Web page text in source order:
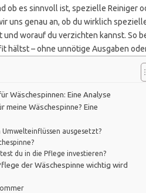
ob es sinnvoll ist, spezielle Reiniger
uns genau an, ob du wirklich
worauf du verzichten kannst. So
hältst – ohne unnötige Ausgaben
Wäschespinnen: Eine Analyse
meine Wäschespinne? Eine
Umwelteinflüssen ausgesetzt?
du in die Pflege investieren?
der Wäschespinne wichtig wird